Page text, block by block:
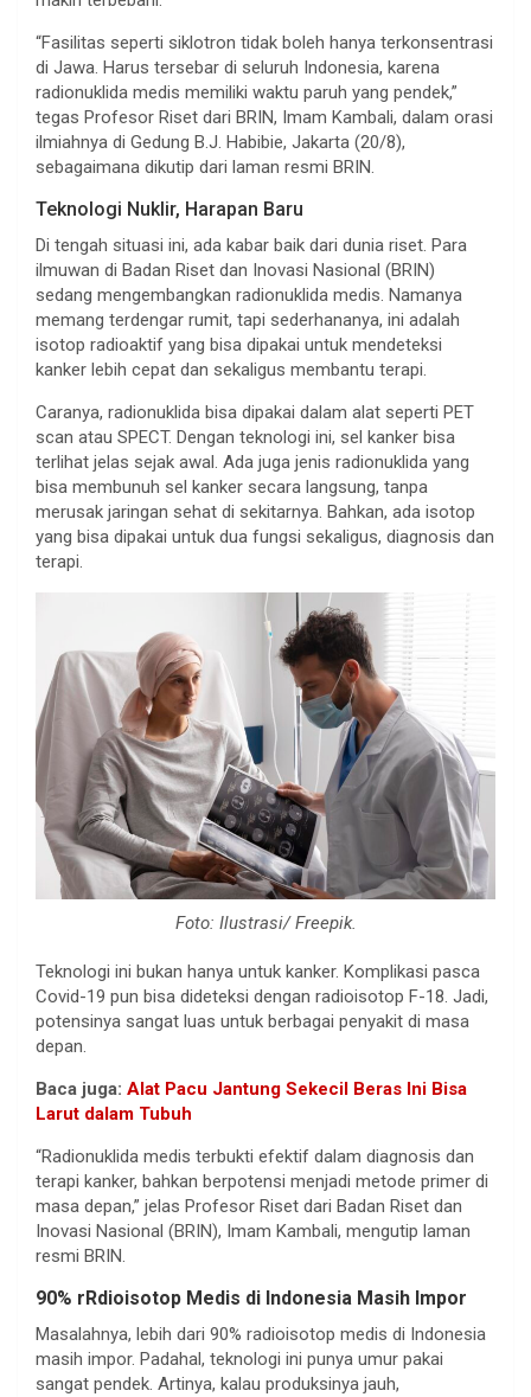
“Fasilitas seperti siklotron tidak boleh hanya terkonsentrasi
di Jawa. Harus tersebar di seluruh Indonesia, karena
radionuklida medis memiliki waktu paruh yang pendek,”
tegas Profesor Riset dari BRIN, Imam Kambali, dalam orasi
ilmiahnya di Gedung B.J. Habibie, Jakarta (20/8),
sebagaimana dikutip dari laman resmi BRIN.
Teknologi Nuklir, Harapan Baru
Di tengah situasi ini, ada kabar baik dari dunia riset. Para
ilmuwan di Badan Riset dan Inovasi Nasional (BRIN)
sedang mengembangkan radionuklida medis. Namanya
memang terdengar rumit, tapi sederhananya, ini adalah
isotop radioaktif yang bisa dipakai untuk mendeteksi
kanker lebih cepat dan sekaligus membantu terapi.
Caranya, radionuklida bisa dipakai dalam alat seperti PET
scan atau SPECT. Dengan teknologi ini, sel kanker bisa
terlihat jelas sejak awal. Ada juga jenis radionuklida yang
bisa membunuh sel kanker secara langsung, tanpa
merusak jaringan sehat di sekitarnya. Bahkan, ada isotop
yang bisa dipakai untuk dua fungsi sekaligus, diagnosis dan
terapi.
Foto: Ilustrasi/ Freepik.
Teknologi ini bukan hanya untuk kanker. Komplikasi pasca
Covid-19 pun bisa dideteksi dengan radioisotop F-18. Jadi,
potensinya sangat luas untuk berbagai penyakit di masa
depan.
Baca juga: Alat Pacu Jantung Sekecil Beras Ini Bisa
Larut dalam Tubuh
“Radionuklida medis terbukti efektif dalam diagnosis dan
terapi kanker, bahkan berpotensi menjadi metode primer di
masa depan,” jelas Profesor Riset dari Badan Riset dan
Inovasi Nasional (BRIN), Imam Kambali, mengutip laman
resmi BRIN.
90% rRdioisotop Medis di Indonesia Masih Impor
Masalahnya, lebih dari 90% radioisotop medis di Indonesia
masih impor. Padahal, teknologi ini punya umur pakai
sangat pendek. Artinya, kalau produksinya jauh,